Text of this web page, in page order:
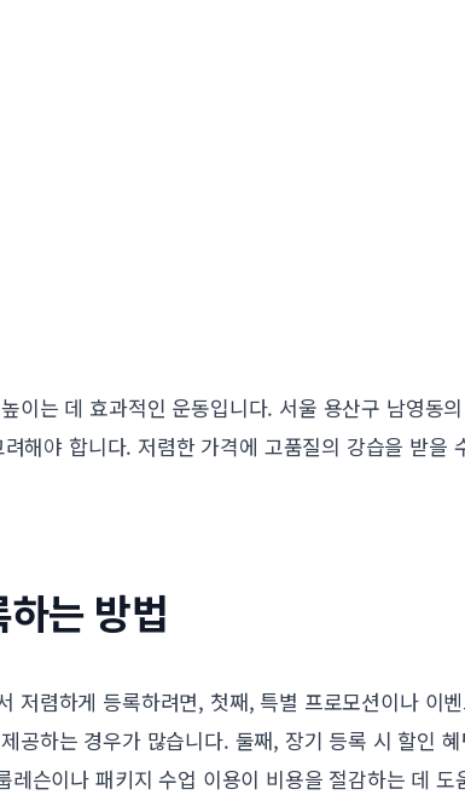
이는 데 효과적인 운동입니다. 서울 용산구 남영동
해야 합니다. 저렴한 가격에 고품질의 강습을 받을
는 방법
저렴하게 등록하려면, 첫째, 특별 프로모션이나 이
공하는 경우가 많습니다. 둘째, 장기 등록 시 할인
슨이나 패키지 수업 이용이 비용을 절감하는 데 도